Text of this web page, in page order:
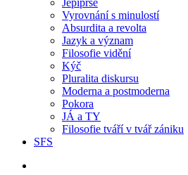
Jepiprse
Vyrovnání s minulostí
Absurdita a revolta
Jazyk a význam
Filosofie vidění
Kýč
Pluralita diskursu
Moderna a postmoderna
Pokora
JÁ a TY
Filosofie tváří v tvář zániku
SFS